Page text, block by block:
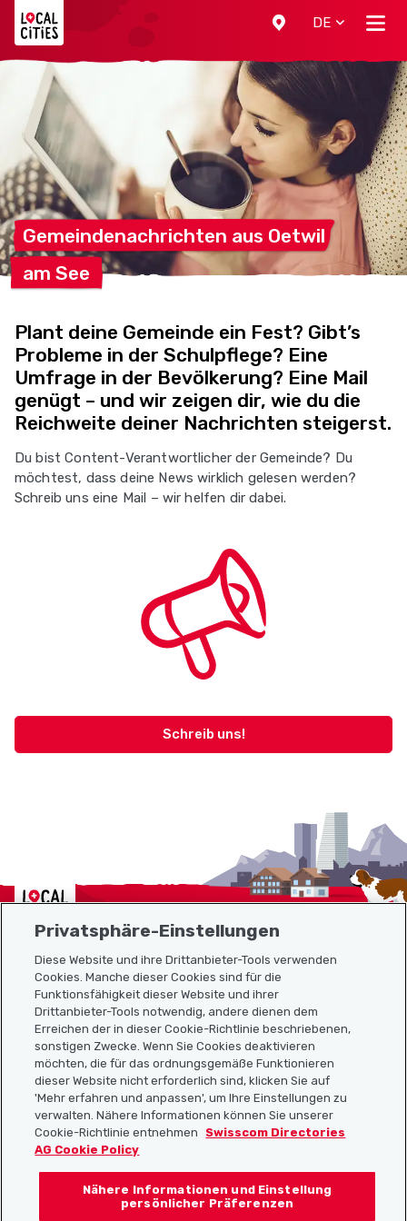
DE
Gemeindenachrichten aus Oetwil
am See
Plant deine Gemeinde ein Fest? Gibt’s
Probleme in der Schulpflege? Eine
Umfrage in der Bevölkerung? Eine Mail
genügt – und wir zeigen dir, wie du die
Reichweite deiner Nachrichten steigerst.
Du bist Content-Verantwortlicher der Gemeinde? Du
möchtest, dass deine News wirklich gelesen werden?
Schreib uns eine Mail – wir helfen dir dabei.
Schreib uns!
Localcities
Sitemap
Nützliche Links
Localcities App herunterladen
Folgt uns auf:
Privatsphäre-Einstellungen
Diese Website und ihre Drittanbieter-Tools verwenden
Cookies. Manche dieser Cookies sind für die
Funktionsfähigkeit dieser Website und ihrer
Drittanbieter-Tools notwendig, andere dienen dem
Erreichen der in dieser Cookie-Richtlinie beschriebenen,
sonstigen Zwecke. Wenn Sie Cookies deaktivieren
möchten, die für das ordnungsgemäße Funktionieren
dieser Website nicht erforderlich sind, klicken Sie auf
'Mehr erfahren und anpassen', um Ihre Einstellungen zu
verwalten. Nähere Informationen können Sie unserer
Cookie-Richtlinie entnehmen
Swisscom Directories
AG Cookie Policy
Nähere Informationen und Einstellung
persönlicher Präferenzen